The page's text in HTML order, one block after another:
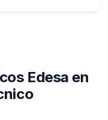
Edesa en